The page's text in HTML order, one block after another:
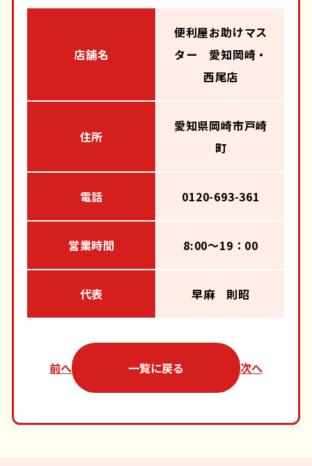
店舗名
便利屋お助けマス
ター 愛知岡崎・
西尾店
住所
愛知県岡崎市戸崎
町
電話 0120-693-361
営業時間 8:00～19：00
代表 早麻 則昭
前へ 一覧に戻る 次へ